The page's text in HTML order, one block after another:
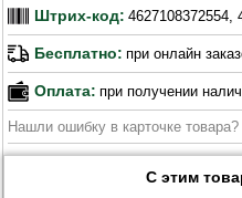
Штрих-код: 4627108372554,
Бесплатно: при онлайн
Оплата: при получении
Нашли ошибку в карточке товара?
С этим